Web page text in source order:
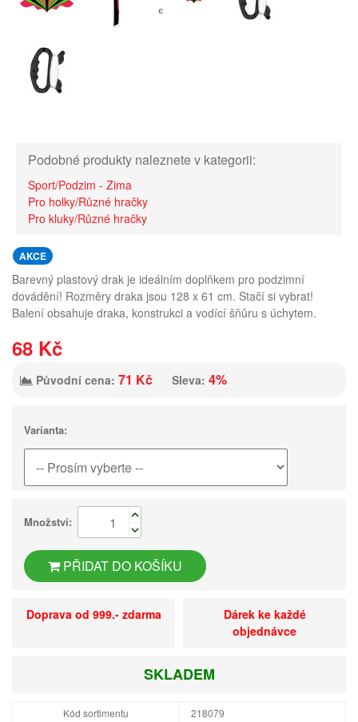
Podobné produkty naleznete v kategorii:
Sport/Podzim - Zima
Pro holky/Různé hračky
Pro kluky/Různé hračky
AKCE
Barevný plastový drak je ideálním doplňkem pro podzimní
dovádění! Rozměry draka jsou 128 x 61 cm. Stačí si vybrat!
Balení obsahuje draka, konstrukci a vodící šňůru s úchytem.
68 Kč
Původní cena: 71 Kč Sleva: 4%
Varianta:
Množství:
PŘIDAT DO KOŠÍKU
Doprava od 999.- zdarma
Dárek ke každé
objednávce
SKLADEM
Kód sortimentu
218079